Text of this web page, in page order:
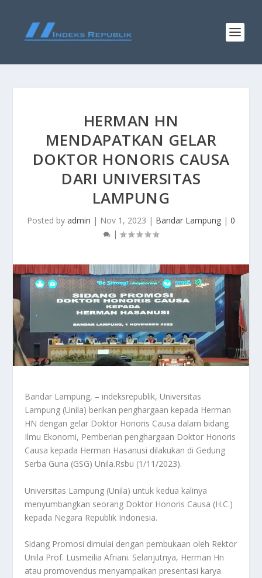
HERMAN HN
MENDAPATKAN GELAR
DOKTOR HONORIS CAUSA
DARI UNIVERSITAS
LAMPUNG
Posted by admin | Nov 1, 2023 | Bandar Lampung | 0
|
Bandar Lampung, – indeksrepublik, Universitas
Lampung (Unila) berikan penghargaan kepada Herman
HN dengan gelar Doktor Honoris Causa dalam bidang
Ilmu Ekonomi, Pemberian penghargaan Doktor Honoris
Causa kepada Herman Hasanusi dilakukan di Gedung
Serba Guna (GSG) Unila.Rsbu (1/11/2023).
Universitas Lampung (Unila) untuk kedua kalinya
menyumbangkan seorang Doktor Honoris Causa (H.C.)
kepada Negara Republik Indonesia.
Sidang Promosi dimulai dengan pembukaan oleh Rektor
Unila Prof. Lusmeilia Afriani. Selanjutnya, Herman Hn
atau promovendus menyampaikan presentasi karya